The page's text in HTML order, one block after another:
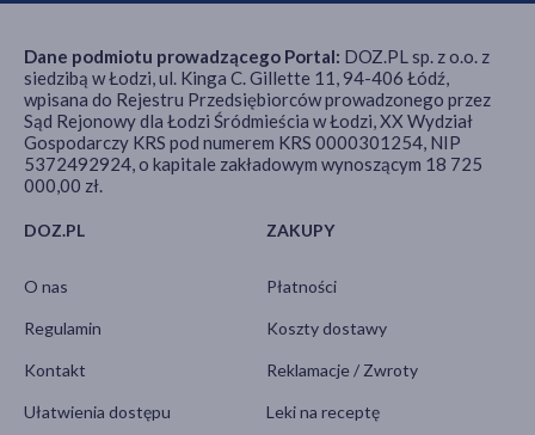
DOZ.PL
O nas
Regulamin
Kontakt
Ułatwienia dostępu
ZAKUPY
Płatności
Koszty dostawy
Reklamacje / Zwroty
Leki na receptę
Dane podmiotu prowadzącego Portal: DOZ.PL sp. z o.o. z
siedzibą w Łodzi, ul. Kinga C. Gillette 11, 94-406 Łódź,
wpisana do Rejestru Przedsiębiorców prowadzonego przez
Sąd Rejonowy dla Łodzi Śródmieścia w Łodzi, XX Wydział
Gospodarczy KRS pod numerem KRS 0000301254, NIP
5372492924, o kapitale zakładowym wynoszącym 18 725
000,00 zł.